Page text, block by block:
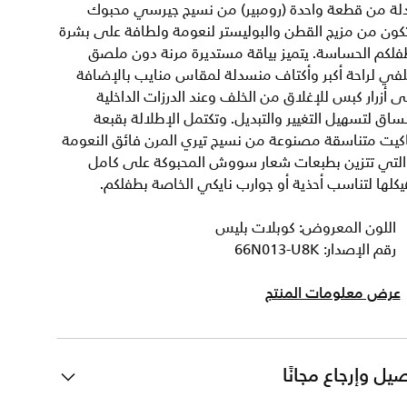
من قطعة واحدة (رومبير) من نسيج جيرسي محبوك
من مزيج القطن والبوليستر لنعومة ولطافة على بشرة
الحساسة. يتميز بياقة مستديرة مرنة دون ملصق
لراحة أكبر وأكتاف منسدلة لمقاس منايب بالإضافة
أزرار كبس للإغلاق من الخلف وعند الدرزات الداخلية
لتسهيل التغيير والتبديل. وتكتمل الإطلالة بقبعة
متناسقة مصنوعة من نسيج تيري المرن فائق النعومة
تتزين بطبعات شعار سووش المحبوكة على كامل
لتناسب أحذية أو جوارب نايكي الخاصة بطفلكم.
اللون المعروض: كوبلات بليس
رقم الإصدار: 66N013-U8K
عرض معلومات المنتج
وإرجاع مجانًا